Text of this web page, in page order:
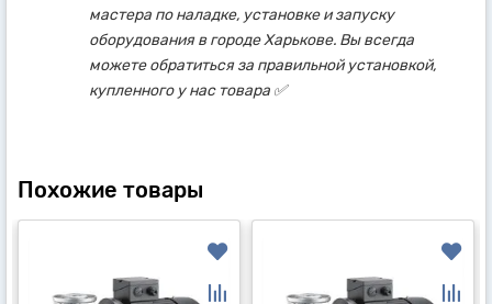
мастера по наладке, установке и запуску
оборудования в городе Харькове. Вы всегда
можете обратиться за правильной установкой,
купленного у нас товара ✅
Похожие товары